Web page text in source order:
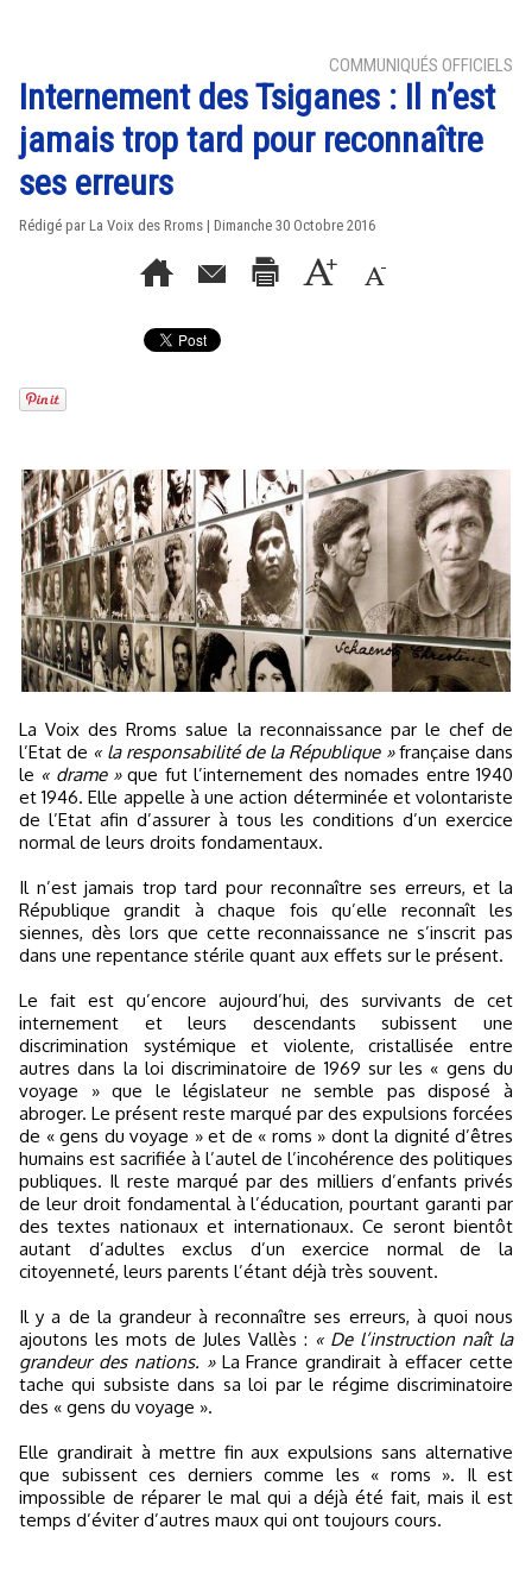
COMMUNIQUÉS OFFICIELS
Internement des Tsiganes : Il n’est
jamais trop tard pour reconnaître
ses erreurs
Rédigé par La Voix des Rroms | Dimanche 30 Octobre 2016
La Voix des Rroms salue la reconnaissance par le chef de
l’Etat de « la responsabilité de la République »française dans
le « drame »que fut l’internement des nomades entre 1940
et 1946. Elle appelle à une action déterminée et volontariste
de l’Etat afin d’assurer à tous les conditions d’un exercice
normal de leurs droits fondamentaux.
Il n’est jamais trop tard pour reconnaître ses erreurs, et la
République grandit à chaque fois qu’elle reconnaît les
siennes, dès lors que cette reconnaissance ne s’inscrit pas
dans une repentance stérile quant aux effets sur le présent.
Le fait est qu’encore aujourd’hui, des survivants de cet
internement et leurs descendants subissent une
discrimination systémique et violente, cristallisée entre
autres dans la loi discriminatoire de 1969 sur les « gens du
voyage » que le législateur ne semble pas disposé à
abroger. Le présent reste marqué par des expulsions forcées
de « gens du voyage » et de « roms » dont la dignité d’êtres
humains est sacrifiée à l’autel de l’incohérence des politiques
publiques. Il reste marqué par des milliers d’enfants privés
de leur droit fondamental à l’éducation, pourtant garanti par
des textes nationaux et internationaux. Ce seront bientôt
autant d’adultes exclus d’un exercice normal de la
citoyenneté, leurs parents l’étant déjà très souvent.
Il y a de la grandeur à reconnaître ses erreurs, à quoi nous
ajoutons les mots de Jules Vallès : « De l’instruction naît la
grandeur des nations. »La France grandirait à effacer cette
tache qui subsiste dans sa loi par le régime discriminatoire
des « gens du voyage ».
Elle grandirait à mettre fin aux expulsions sans alternative
que subissent ces derniers comme les « roms ». Il est
impossible de réparer le mal qui a déjà été fait, mais il est
temps d’éviter d’autres maux qui ont toujours cours.